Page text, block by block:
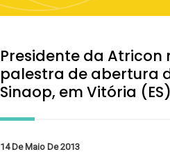
Presidente da Atricon
palestra de abertura
Sinaop, em Vitória (ES)
14 De Maio De 2013